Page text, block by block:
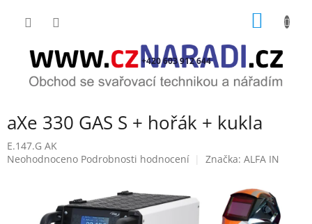
+420 603 912 644
aXe 330 GAS S + hořák + kukla
E.147.G AK
Průměrné
Neohodnoceno Podrobnosti hodnocení Značka: ALFA IN